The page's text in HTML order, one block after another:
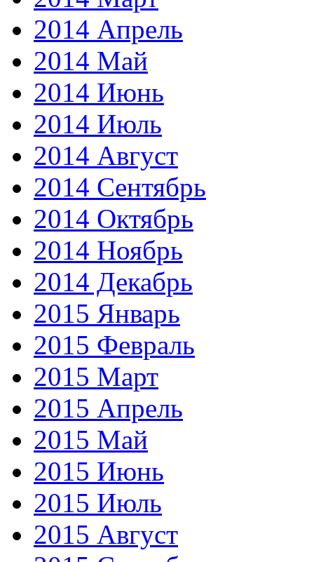
2014 Апрель
2014 Май
2014 Июнь
2014 Июль
2014 Август
2014 Сентябрь
2014 Октябрь
2014 Ноябрь
2014 Декабрь
2015 Январь
2015 Февраль
2015 Март
2015 Апрель
2015 Май
2015 Июнь
2015 Июль
2015 Август